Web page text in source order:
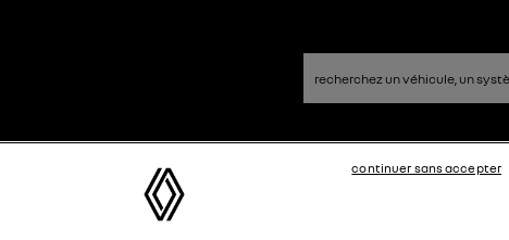
continuer sans accepter